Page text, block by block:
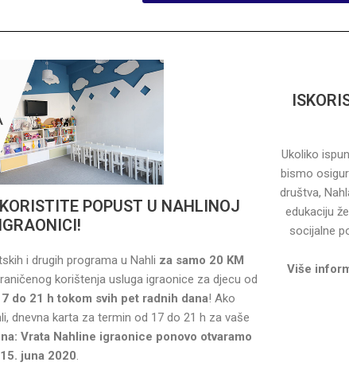
POPUST U NAHLINOJ
IGRAONICI!
i drugih programa u Nahli za samo 20 KM
korištenja usluga igraonice za djecu od
do 21 h tokom svih pet radnih dana! Ako
Vrata Nahline igraonice ponovo otvaramo
15. juna 2020.
Ukoliko
bismo osigurali
društva, Nahla u svim
edukaciju ženama koje
Više